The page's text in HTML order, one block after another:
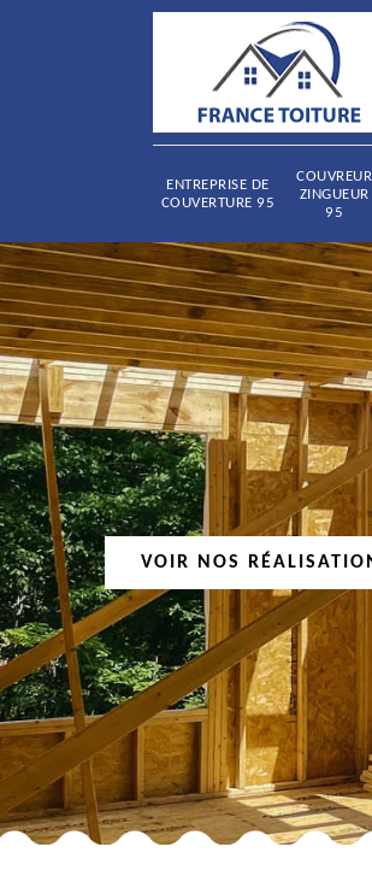
ENTREPRISE DE
COUVERTURE 95
COUVREUR
ZINGUEUR
95
VOIR NOS